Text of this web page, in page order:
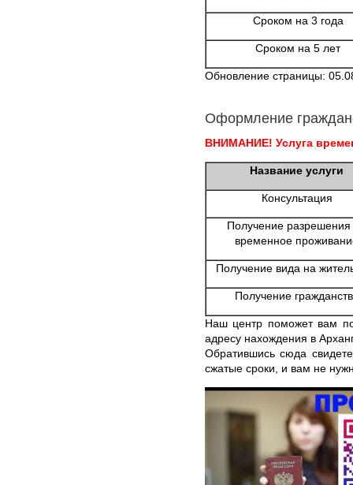
Сроком на 3 года
Сроком на 5 лет
Обновление страницы:
Оформление
ВНИМАНИЕ! Услуга
Название услуги
Консультация
Получение разрешения
временное
Получение вида на
Получение
Наш центр поможет вам
адресу нахождения в
Обратившись сюда
сжатые сроки, и вам не